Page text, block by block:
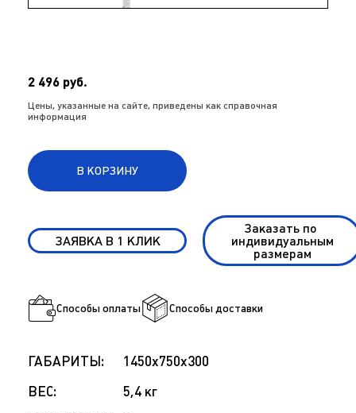
2 496 руб.
Цены, указанные на сайте, приведены как справочная
информация
В КОРЗИНУ
ЗАЯВКА В 1 КЛИК
Заказать по
индивидуальным
размерам
Способы оплаты Способы доставки
ГАБАРИТЫ:
1450x750x300
ВЕС:
5,4 кг